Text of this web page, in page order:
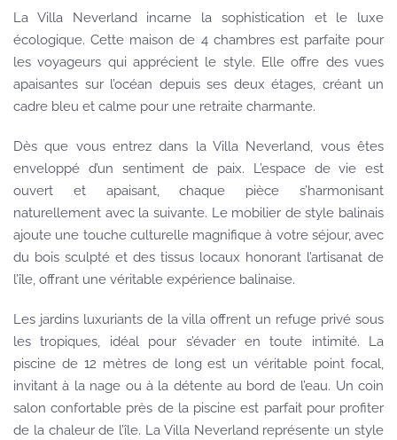
La Villa Neverland incarne la sophistication et le luxe
écologique. Cette maison de 4 chambres est parfaite pour
les voyageurs qui apprécient le style. Elle offre des vues
apaisantes sur l’océan depuis ses deux étages, créant un
cadre bleu et calme pour une retraite charmante.
Dès que vous entrez dans la Villa Neverland, vous êtes
enveloppé d’un sentiment de paix. L’espace de vie est
ouvert et apaisant, chaque pièce s’harmonisant
naturellement avec la suivante. Le mobilier de style balinais
ajoute une touche culturelle magnifique à votre séjour, avec
du bois sculpté et des tissus locaux honorant l’artisanat de
l’île, offrant une véritable expérience balinaise.
Les jardins luxuriants de la villa offrent un refuge privé sous
les tropiques, idéal pour s’évader en toute intimité. La
piscine de 12 mètres de long est un véritable point focal,
invitant à la nage ou à la détente au bord de l’eau. Un coin
salon confortable près de la piscine est parfait pour profiter
de la chaleur de l’île. La Villa Neverland représente un style